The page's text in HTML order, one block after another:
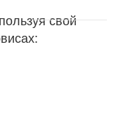
свой